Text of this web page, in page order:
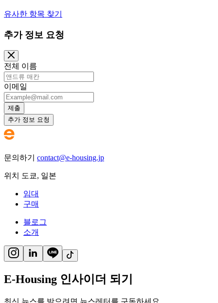
유사한 항목 찾기
추가 정보 요청
전체 이름
이메일
제출
추가 정보 요청
문의하기 contact@e-housing.jp
위치 도쿄, 일본
임대
구매
블로그
소개
E-Housing 인사이더 되기
최신 뉴스를 받으려면 뉴스레터를 구독하세요